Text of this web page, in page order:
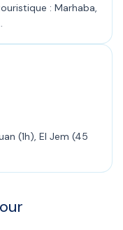
: Marhaba,
(1h), El Jem (45